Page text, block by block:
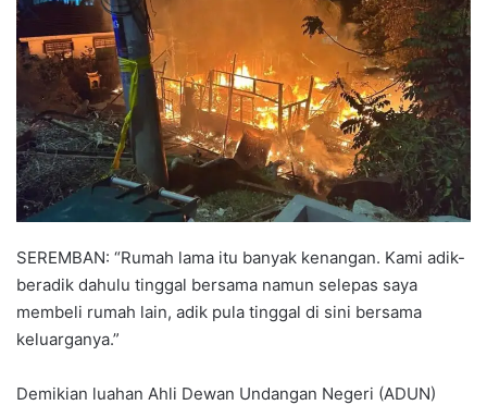
e
m
a
i
l
SEREMBAN: “Rumah lama itu banyak kenangan. Kami adik-
beradik dahulu tinggal bersama namun selepas saya
membeli rumah lain, adik pula tinggal di sini bersama
keluarganya.”
Demikian luahan Ahli Dewan Undangan Negeri (ADUN)